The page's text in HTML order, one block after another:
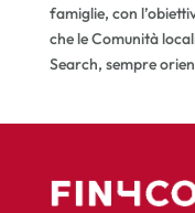
famiglie, con
che le Comunità
Search, sempre